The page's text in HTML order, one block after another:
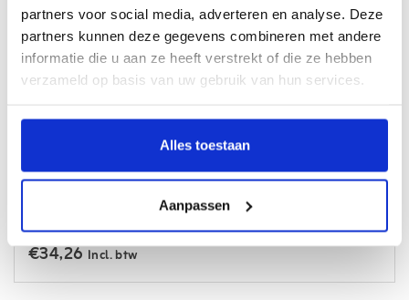
partners voor social media, adverteren en analyse. Deze
partners kunnen deze gegevens combineren met andere
informatie die u aan ze heeft verstrekt of die ze hebben
verzameld op basis van uw gebruik van hun services.
Alles toestaan
Aanpassen
Combideals
vlees- en ribrek voor 6 producten + hamburgerspatel
€35,85
€34,26 Incl. btw
Niet op voorraad